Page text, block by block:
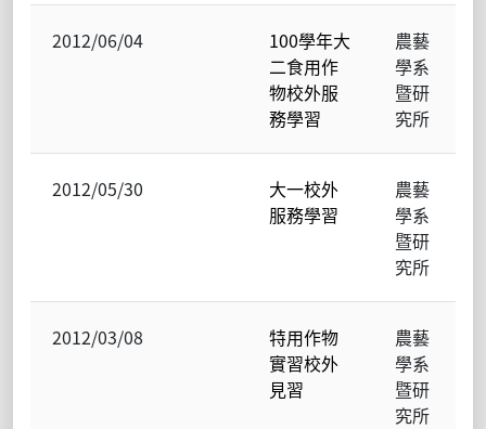
2012/06/04
100學年大
二食用作
物校外服
務學習
農藝
學系
暨研
究所
2012/05/30
大一校外
服務學習
農藝
學系
暨研
究所
2012/03/08
特用作物
實習校外
見習
農藝
學系
暨研
究所